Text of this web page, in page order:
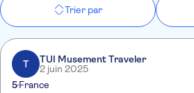
Trier par
T
TUI Musement Traveler
2 juin 2025
5France